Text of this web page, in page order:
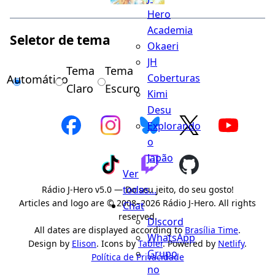
Hero
Academia
Okaeri
JH
Coberturas
Kimi
Desu
Explorando
o
Japão
Ver
todas...
Chat
Discord
WhatsApp
Grupo
no
Seletor de tema
Automático
Tema
Claro
Tema
Escuro
Rádio J-Hero v5.0 — Do seu jeito, do seu gosto!
Articles and logo are © 2008–2026 Rádio J-Hero. All rights
reserved.
All dates are displayed according toBrasília Time.
Design by Elison. Icons byTabler. Powered by Netlify.
Política de Privacidade